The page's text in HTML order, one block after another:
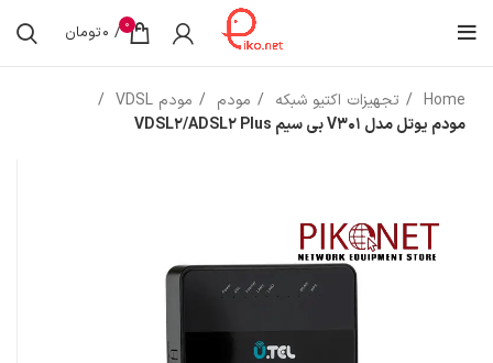
0
/
0تومان
Home تجهیزات اکتیو شبکه مودم
مودم VDSL
مودم یوتل مدل V301 بی سیم VDSL2/ADSL2 Plus